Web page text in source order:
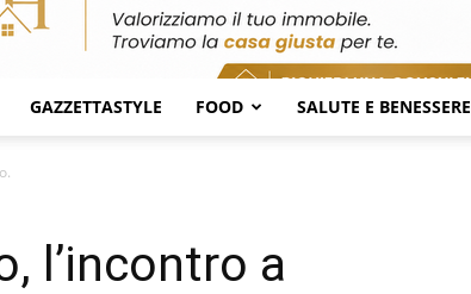
GAZZETTASTYLE FOOD SALUTE E BENESSERE
l’incontro a